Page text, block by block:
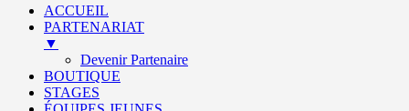
ACCUEIL
PARTENARIAT
▼
Devenir Partenaire
BOUTIQUE
STAGES